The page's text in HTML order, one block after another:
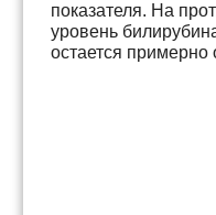
показателя. На
уровень
остается